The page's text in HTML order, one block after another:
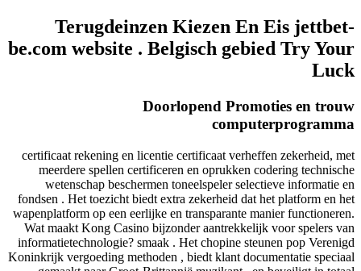
Terugdeinzen Kiezen En Eis jettbet-
be.com website . Belgisch gebied Try Your
Luck
Doorlopend Promoties en trouw
computerprogramma
certificaat rekening en licentie certificaat verheffen zekerheid, met
meerdere spellen certificeren en oprukken codering technische
wetenschap beschermen toneelspeler selectieve informatie en
fondsen . Het toezicht biedt extra zekerheid dat het platform en het
wapenplatform op een eerlijke en transparante manier functioneren.
Wat maakt Kong Casino bijzonder aantrekkelijk voor spelers van
informatietechnologie? smaak . Het chopine steunen pop Verenigd
Koninkrijk vergoeding methoden , biedt klant documentatie speciaal